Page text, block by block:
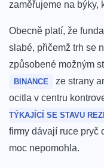
zaměřujeme na býky,
Obecně platí, že
slabé, přičemž trh se
způsobené možným
BINANCE ze strany
ocitla v centru
TÝKAJÍCÍ SE STAVU
firmy dávají ruce pryč
moc nepomohla.